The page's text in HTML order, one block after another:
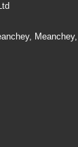
Meanchey,